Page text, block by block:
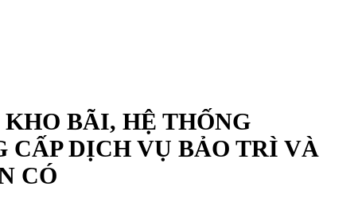
BÃI, HỆ THỐNG
CẤP DỊCH VỤ BẢO TRÌ VÀ
CÓ